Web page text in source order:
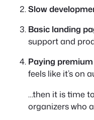
Slow
Basic landing
support and
Paying
feels like it’s on
…then it is time
organizers who